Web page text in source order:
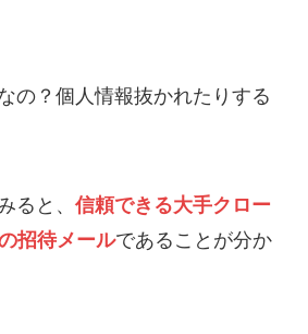
ルの案件を用意している
にアカウント開設をしてもらっ
ってな感じ
の？個人情報抜かれたりする
ると、 信頼できる大手クロー
招待メールであることが分か